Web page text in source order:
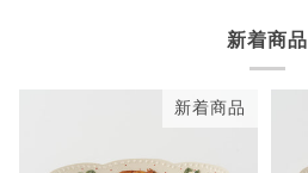
新着商品
新着商品